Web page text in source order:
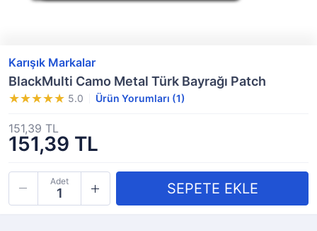
Karışık Markalar
BlackMulti Camo Metal Türk Bayrağı Patch
5.0 Ürün Yorumları (1)
151,39 TL
151,39 TL
Adet